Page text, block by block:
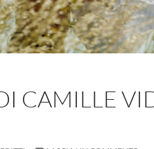
CAMILLE